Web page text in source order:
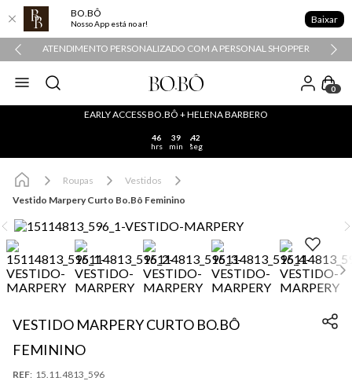
BO.BÔ
Nosso App está no ar! Baixar
ATENDIMENTO PERSONALIZADO COM A PERSONAL SHOPPER
0
EARLY ACCESS BO.BÔ + HELENA BARBERO
46
hrs
39
min
42
seg
Roupas
Vestidos
Vestido Marpery Curto Bo.Bô Feminino
VESTIDO MARPERY CURTO BO.BÔ
FEMININO
: 15.11.4813_596